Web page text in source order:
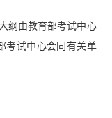
纲由教育部考试中心
考试中心会同有关单